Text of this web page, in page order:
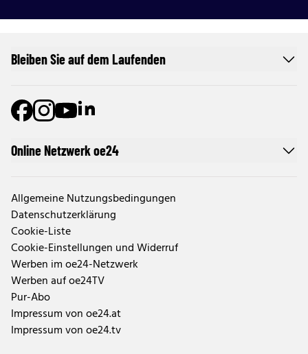
Online Netzwerk oe24
Allgemeine Nutzungsbedingungen
Datenschutzerklärung
Cookie-Liste
Cookie-Einstellungen und Widerruf
Werben im oe24-Netzwerk
Werben auf oe24TV
Pur-Abo
Impressum von oe24.at
Impressum von oe24.tv
Bleiben Sie auf dem Laufenden